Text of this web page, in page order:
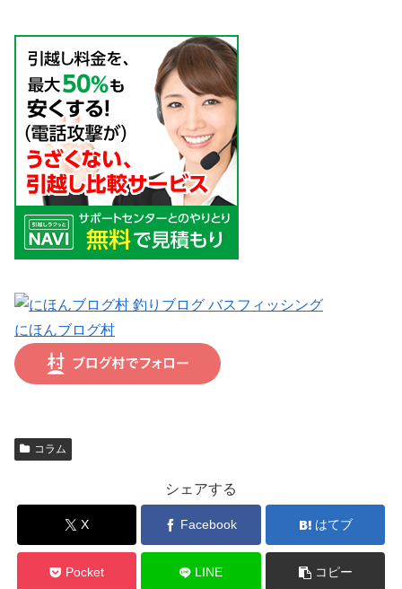
にほんブログ村
コラム
シェアする
X Facebook はてブ
Pocket LINE コピー